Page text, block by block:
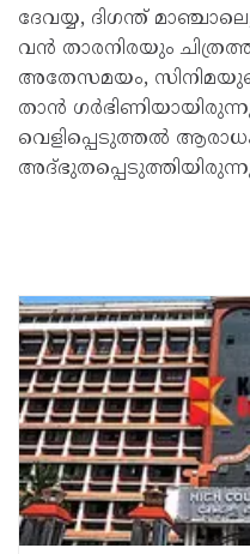
ദേവയ്യ, ദിഗന്ത്
വൻ താരനിരയും
അതേസമയം,
താൻ
വെളിപ്പെടുത്തൽ